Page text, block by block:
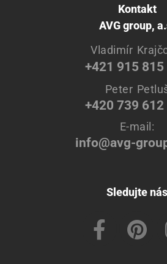
Kontakt
AVG group,
Vladimír
+421 915 815
Peter
+420 739 612
E-mail:
info@avg-
Sledujte nás